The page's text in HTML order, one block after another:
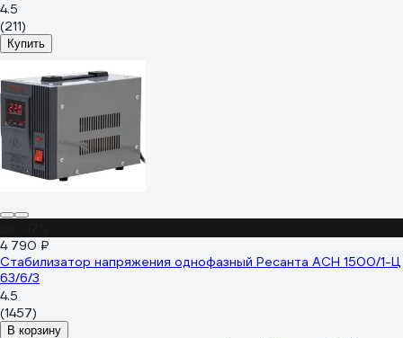
4.5
(211)
Купить
4 790 ₽
Стабилизатор напряжения однофазный Ресанта АСН 1500/1-Ц
63/6/3
4.5
(1457)
В корзину